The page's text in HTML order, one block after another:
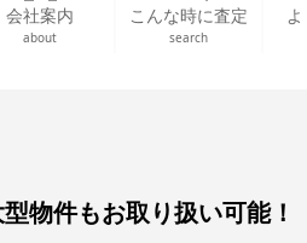
会社案内
about
こんな時に査定
search
物件もお取り扱い可能！